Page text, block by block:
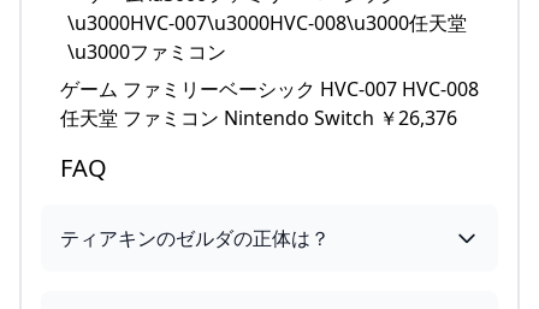
ゲーム ファミリーベーシック HVC-007 HVC-008
任天堂 ファミコン Nintendo Switch ￥26,376
FAQ
ティアキンのゼルダの正体は？